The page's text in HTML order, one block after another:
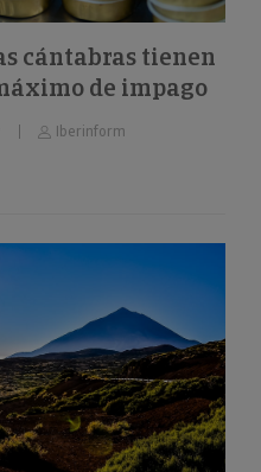
cántabras tienen
de impago
Iberinform